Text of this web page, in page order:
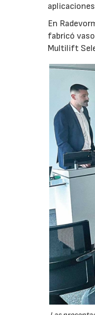
En
fabricó
Multilift